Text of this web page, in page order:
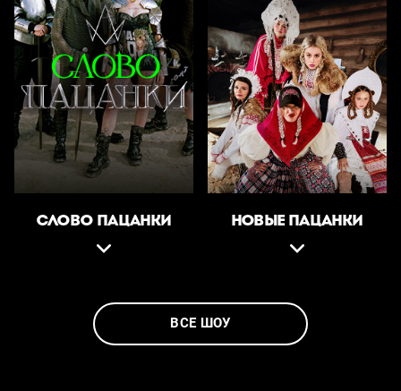
СЛОВО ПАЦАНКИ НОВЫЕ ПАЦАНКИ
ВСЕ ШОУ